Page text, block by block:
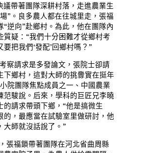
議帶著團隊深耕村落，走進農業生
”。良多農人都在往城里走，張福
“逆向”赴鄉村。為此，他在團隊內
質疑：“我們十分困難才從鄉村考
把我們‘發配’回鄉村嗎？”
察請求是多發論文，張院士卻請
下鄉村，這對大師的挑釁實在挺年
院團隊焦點成員之一、中國農業
范駿說。后來，學科的巨匠兄李曉
的請求帶頭下鄉，“他是搞微生
的，最應當在試驗室里做研討，他
大師就沒話說了。”
張福鎖帶著團隊在河北省曲周縣